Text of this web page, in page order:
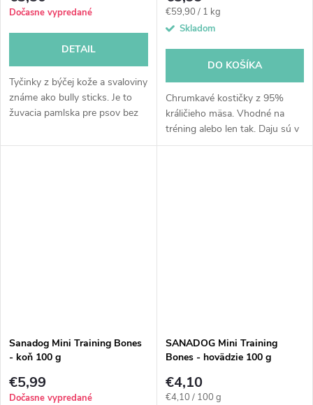
Dočasne vypredané
DETAIL
Tyčinky z býčej kože a svaloviny
známe ako bully sticks. Je to
žuvacia pamlska pre psov bez
25 cm. Bez nepríjemného...
Jednotková
cena:
€59,90 / 1 kg
Skladom
DO KOŠÍKA
Chrumkavé kostičky z 95%
králičieho mäsa. Vhodné na
tréning alebo len tak. Daju sú v
rukách zlomiť na ešte menšie
Sanadog Mini Training Bones
- koň 100 g
€5,99
Dočasne vypredané
SANADOG Mini Training
Bones - hovädzie 100 g
€4,10
Jednotková
€4,10 / 100 g